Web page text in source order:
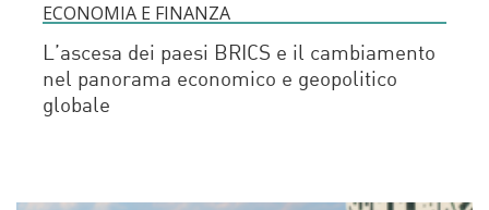
ECONOMIA E FINANZA
L’ascesa dei paesi BRICS e il cambiamento
nel panorama economico e geopolitico
globale